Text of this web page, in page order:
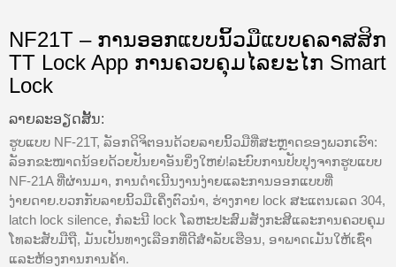
NF21T – ການອອກແບບນິ້ວມືແບບຄລາສສິກ
TT Lock App ການຄວບຄຸມໄລຍະໄກ Smart
Lock
ລາຍ​ລະ​ອຽດ​ສັ້ນ​:
ຮູບແບບ NF-21T, ລັອກດິຈິຕອນດ້ວຍລາຍນິ້ວມືທີ່ສະຫຼາດຂອງພວກເຮົາ:
ລັອກຂະໜາດນ້ອຍດ້ວຍປັນຍາອັນຍິ່ງໃຫຍ່!ລະບົບການປັບປຸງຈາກຮູບແບບ
NF-21A ທີ່ຜ່ານມາ, ການດໍາເນີນງານງ່າຍແລະການອອກແບບທີ່
ງ່າຍດາຍ.ບວກກັບລາຍນິ້ວມືເຄິ່ງຕົວນໍາ, ຮ່າງກາຍ lock ສະແຕນເລດ 304,
latch lock silence, ກໍລະນີ lock ໂລຫະປະສົມສັງກະສີແລະການຄວບຄຸມ
ໂທລະສັບມືຖື, ມັນເປັນທາງເລືອກທີ່ດີສໍາລັບເຮືອນ, ອາພາດເມັນໃຫ້ເຊົ່າ
ແລະຫ້ອງການການຄ້າ.